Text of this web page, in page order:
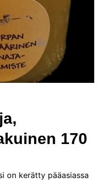
170
on kerätty pääasiassa